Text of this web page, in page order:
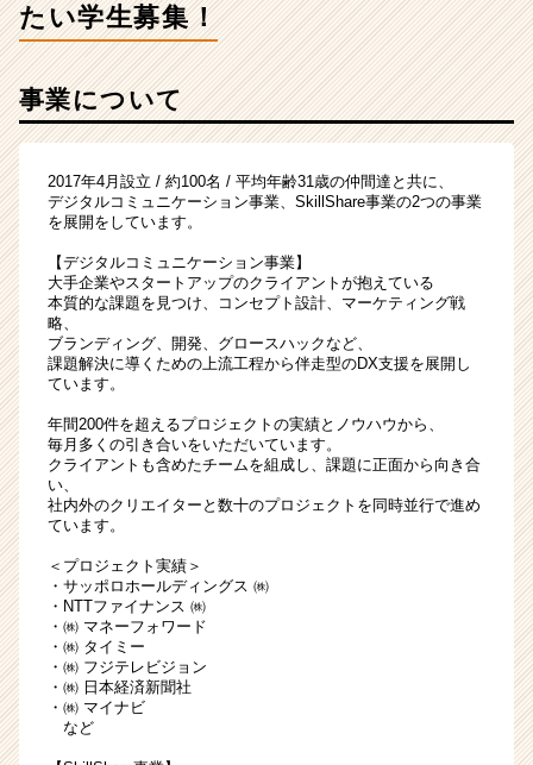
キ
ル
付
た
い
生
募
集！
|
ベ
チ
ャ
ー・
長
業
か
ら
ス
カ
たい学生募集！
事業について
2017年4月設立 / 約100名 / 平均年齢31歳の仲間達と共に、
デジタルコミュニケーション事業、SkillShare事業の2つの事業
を展開をしています。
【デジタルコミュニケーション事業】
大手企業やスタートアップのクライアントが抱えている
本質的な課題を見つけ、コンセプト設計、マーケティング戦
略、
ブランディング、開発、グロースハックなど、
課題解決に導くための上流工程から伴走型のDX支援を展開し
ています。
年間200件を超えるプロジェクトの実績とノウハウから、
毎月多くの引き合いをいただいています。
クライアントも含めたチームを組成し、課題に正面から向き合
い、
社内外のクリエイターと数十のプロジェクトを同時並行で進め
ています。
＜プロジェクト実績＞
・サッポロホールディングス ㈱
・NTTファイナンス ㈱
・㈱ マネーフォワード
・㈱ タイミー
・㈱ フジテレビジョン
・㈱ 日本経済新聞社
・㈱ マイナビ
など